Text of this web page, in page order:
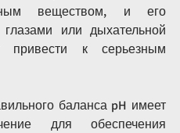
веществом, и его
или дыхательной
привести к серьезным
баланса pH имеет
для обеспечения